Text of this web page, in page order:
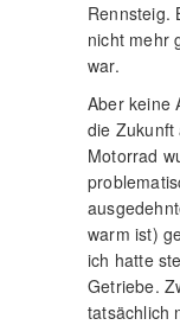
Rennsteig.
nicht mehr
war.
Aber keine
die Zukunft
Motorrad
warm ist)
ich hatte
Getriebe.
tatsächlich